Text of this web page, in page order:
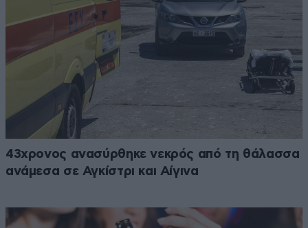
43χρονος ανασύρθηκε νεκρός από τη θάλασσα
ανάμεσα σε Αγκίστρι και Αίγινα